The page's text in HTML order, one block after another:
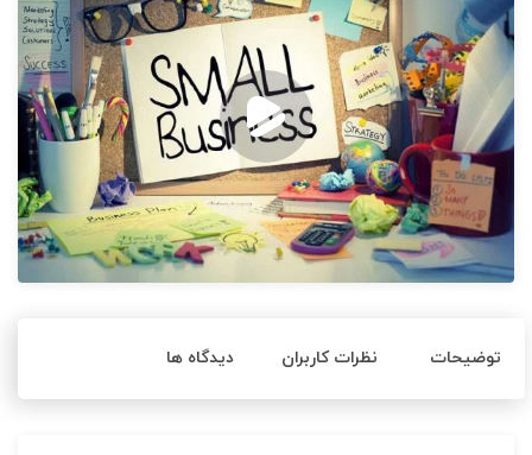
رای
توضیحات نظرات کاربران دیدگاه ها